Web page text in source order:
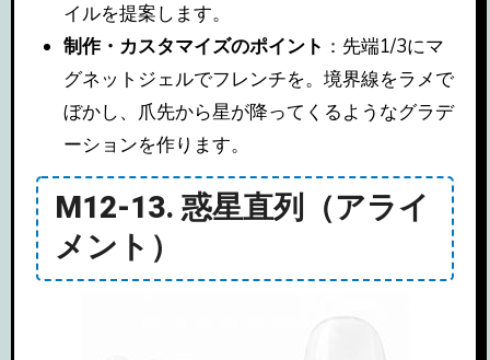
イルを提案します。
制作・カスタマイズのポイント ：先端1/3にマ
グネットジェルでフレンチを。境界線をラメで
ぼかし、爪先から星が降ってくるようなグラデ
ーションを作ります。
M12-13. 惑星直列（アライ
メント）